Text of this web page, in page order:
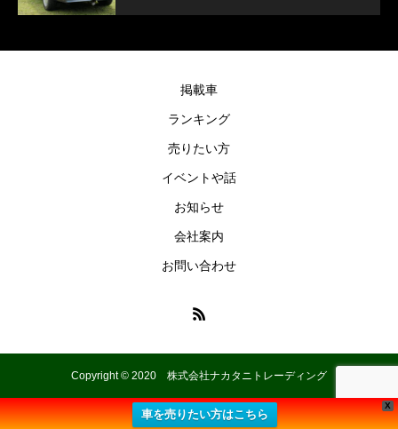
掲載車
ランキング
売りたい方
イベントや話
お知らせ
会社案内
お問い合わせ
Copyright © 2020 株式会社ナカタニトレーディング
X
車を売りたい方はこちら